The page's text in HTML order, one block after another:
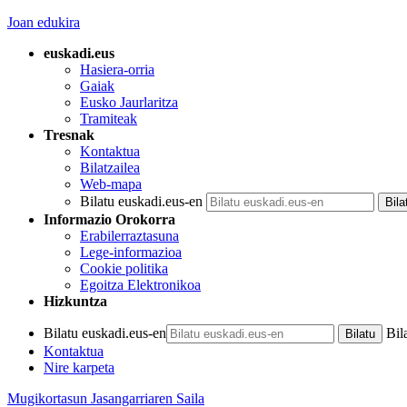
Joan edukira
euskadi.eus
Hasiera-orria
Gaiak
Eusko Jaurlaritza
Tramiteak
Tresnak
Kontaktua
Bilatzailea
Web-mapa
Bilatu euskadi.eus-en
Informazio Orokorra
Erabilerraztasuna
Lege-informazioa
Cookie politika
Egoitza Elektronikoa
Hizkuntza
Bilatu euskadi.eus-en
Kontaktua
Nire karpeta
Mugikortasun Jasangarriaren Saila